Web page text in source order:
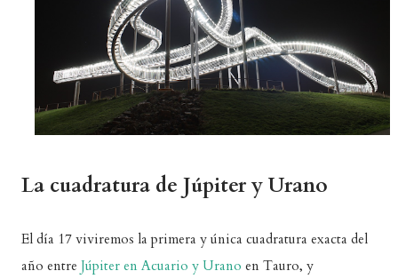
La cuadratura de Júpiter y Urano
El día 17 viviremos la primera y única cuadratura exacta del
año entre Júpiter en Acuario y Urano en Tauro, y